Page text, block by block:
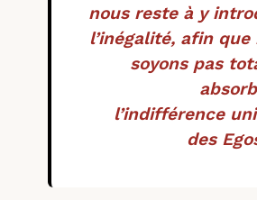
nous reste à y
l’inégalité, afin que
soyons pas
l’indifférence
des